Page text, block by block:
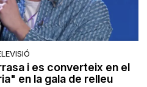
i es converteix en el
en la gala de relleu